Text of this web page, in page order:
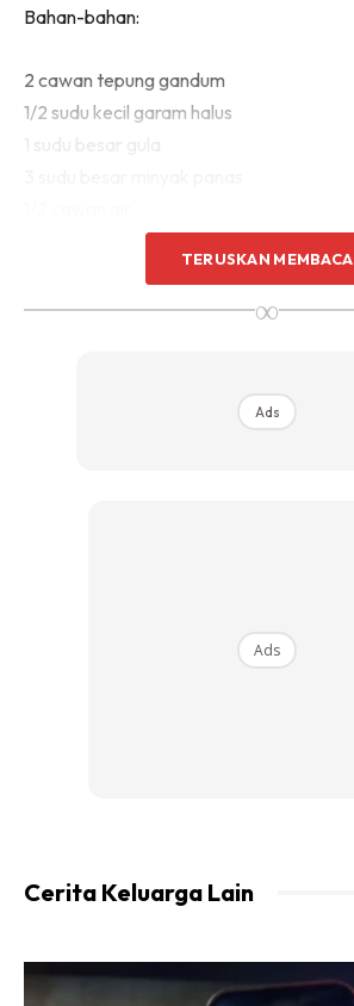
Bahan-bahan:
2 cawan tepung gandum
1/2 sudu kecil garam halus
TERUSKAN MEMBACA
∞
Ads
Ads
Cerita Keluarga Lain